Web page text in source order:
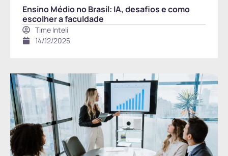
Ensino Médio no Brasil: IA, desafios e como
escolher a faculdade
Time Inteli
14/12/2025